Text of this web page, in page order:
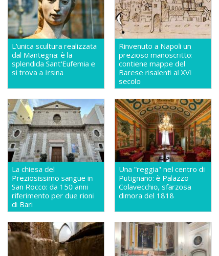
L'unica scultura realizzata
dal Mantegna: è la
splendida Sant'Eufemia e
si trova a Irsina
Rinvenuto a Napoli un
prezioso manoscritto:
contiene mappe del
Barese risalenti al XVI
secolo
La chiesa del
Preziosissimo sangue in
San Rocco: da 150 anni
riferimento per due rioni
di Bari
Una "reggia" nel centro di
Putignano: è Palazzo
Colavecchio, sfarzosa
dimora del 1818